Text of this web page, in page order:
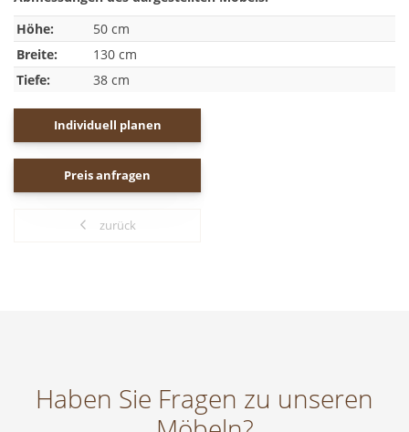
Höhe:
50 cm
Breite:
130 cm
Tiefe:
38 cm
Individuell planen
Preis anfragen
zurück
Haben Sie Fragen zu unseren